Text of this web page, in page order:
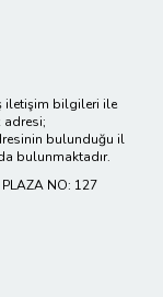
iletişim bilgileri ile
adresi;
bulunduğu il
bulunmaktadır.
NO: 127